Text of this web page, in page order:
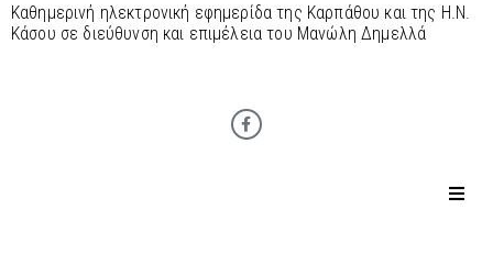
Καθημερινή ηλεκτρονική εφημερίδα της Καρπάθου και της Η.Ν.
Κάσου σε διεύθυνση και επιμέλεια του Μανώλη Δημελλά